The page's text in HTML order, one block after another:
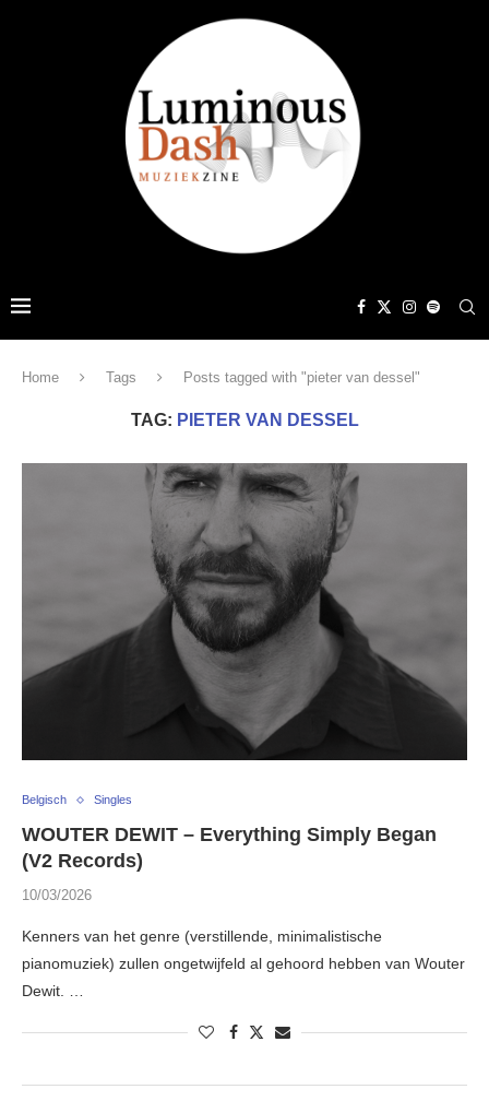
Home Tags Posts tagged with "pieter van dessel"
TAG: PIETER VAN DESSEL
Belgisch Singles
WOUTER DEWIT – Everything Simply Began
(V2 Records)
10/03/2026
Kenners van het genre (verstillende, minimalistische
pianomuziek) zullen ongetwijfeld al gehoord hebben van Wouter
Dewit. …